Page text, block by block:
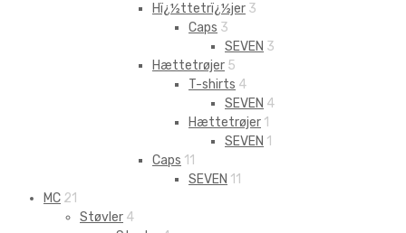
Hï¿½ttetrï¿½jer 3
Caps 3
SEVEN 3
Hættetrøjer 5
T-shirts 4
SEVEN 4
Hættetrøjer 1
SEVEN 1
Caps 11
SEVEN 11
MC 21
Støvler 4